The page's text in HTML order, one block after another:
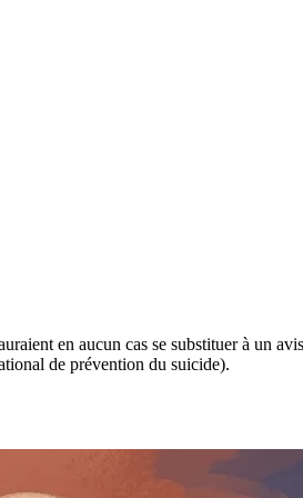
en aucun cas se substituer à un
de prévention du suicide).